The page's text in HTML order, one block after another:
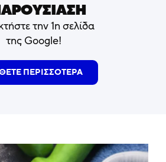
την 1η σελίδα
της Google!
ΠΕΡΙΣΣΟΤΕΡΑ